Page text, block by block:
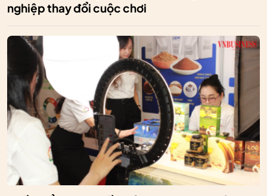
nghiệp thay đổi cuộc chơi